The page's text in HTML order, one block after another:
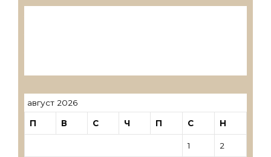
август 2026
П В С Ч П С Н
1 2